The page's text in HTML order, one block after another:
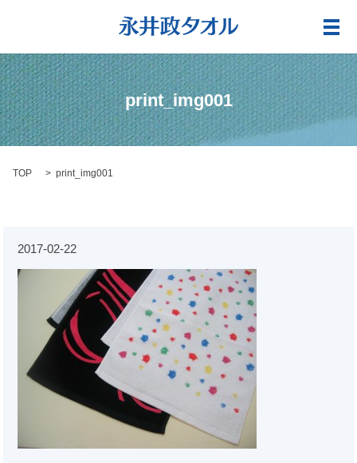
メ
print_img001
TOP print_img001
2017-02-22